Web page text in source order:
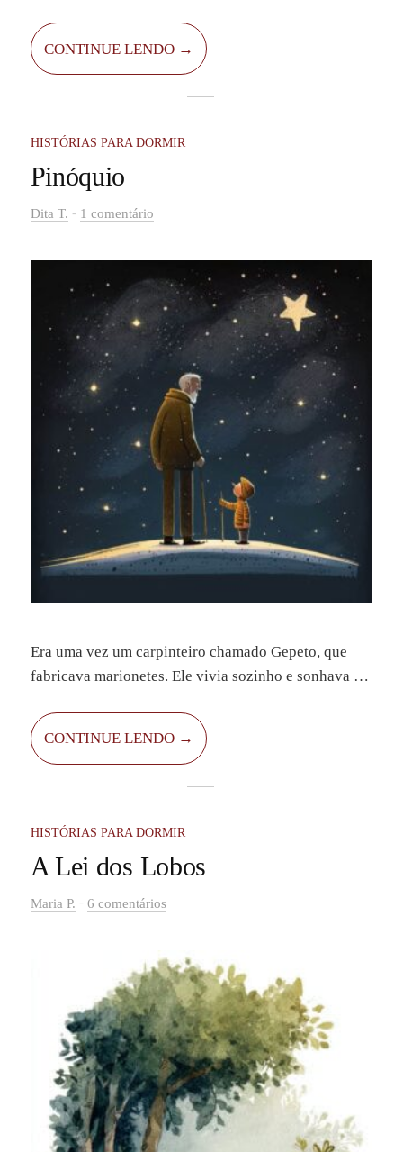
recifes coloridos, cheios de conchas misteriosas e até
tesouros brilhantes de ouro.
CONTINUE LENDO →
HISTÓRIAS PARA DORMIR
Pinóquio
Dita T. - 1 comentário
Era uma vez um carpinteiro chamado Gepeto, que
fabricava marionetes. Ele vivia sozinho e sonhava em
muito bonito e o chamou de Pinóquio.
CONTINUE LENDO →
HISTÓRIAS PARA DORMIR
A Lei dos Lobos
Maria P. - 6 comentários